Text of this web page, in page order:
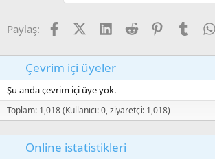
Paylaş: FacebookX (Twitter)
LinkedIn
Reddit Pinterest
Çevrim içi üyeler
Şu anda çevrim içi üye yok.
Toplam: 1,018 (Kullanıcı: 0, ziyaretçi: 1,018)
Online istatistikleri